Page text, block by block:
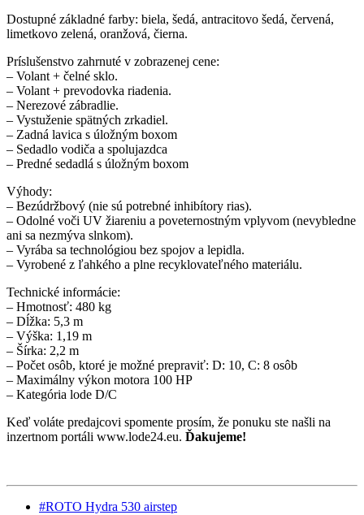
Dostupné základné farby: biela, šedá, antracitovo šedá, červená,
limetkovo zelená, oranžová, čierna.
Príslušenstvo zahrnuté v zobrazenej cene:
– Volant + čelné sklo.
– Volant + prevodovka riadenia.
– Nerezové zábradlie.
– Vystuženie spätných zrkadiel.
– Zadná lavica s úložným boxom
– Sedadlo vodiča a spolujazdca
– Predné sedadlá s úložným boxom
Výhody:
– Bezúdržbový (nie sú potrebné inhibítory rias).
– Odolné voči UV žiareniu a poveternostným vplyvom (nevybledne
ani sa nezmýva slnkom).
– Vyrába sa technológiou bez spojov a lepidla.
– Vyrobené z ľahkého a plne recyklovateľného materiálu.
Technické informácie:
– Hmotnosť: 480 kg
– Dĺžka: 5,3 m
– Výška: 1,19 m
– Šírka: 2,2 m
– Počet osôb, ktoré je možné prepraviť: D: 10, C: 8 osôb
– Maximálny výkon motora 100 HP
– Kategória lode D/C
Keď voláte predajcovi spomente prosím, že ponuku ste našli na
inzertnom portáli www.lode24.eu. Ďakujeme!
#ROTO Hydra 530 airstep